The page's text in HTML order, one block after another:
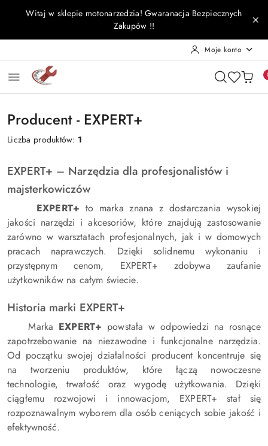
Przejdź do treści głównej
Przejdź do wyszukiwarki
Przejdź do moje konto
Przejdź do menu głównego
Przejdź do stopki
Witaj w sklepie motonarzedzia! Gwaranacja Bezpiecznych
Zakupów !!
Moje konto
Producent - EXPERT+
Liczba produktów: 1
EXPERT+ – Narzędzia dla profesjonalistów i
majsterkowiczów
EXPERT+ to marka znana z dostarczania wysokiej
jakości narzędzi i akcesoriów, które znajdują zastosowanie
zarówno w warsztatach profesjonalnych, jak i w domowych
pracach naprawczych. Dzięki solidnemu wykonaniu i
przystępnym cenom, EXPERT+ zdobywa zaufanie
użytkowników na całym świecie.
Historia marki EXPERT+
Marka EXPERT+ powstała w odpowiedzi na rosnące
zapotrzebowanie na niezawodne i funkcjonalne narzędzia.
Od początku swojej działalności producent koncentruje się
na tworzeniu produktów, które łączą nowoczesne
technologie, trwałość oraz wygodę użytkowania. Dzięki
ciągłemu rozwojowi i innowacjom, EXPERT+ stał się
rozpoznawalnym wyborem dla osób ceniących sobie jakość i
efektywność.